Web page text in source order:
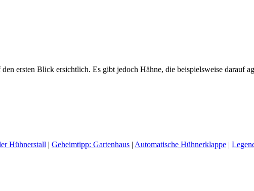
ersten Blick ersichtlich. Es gibt jedoch Hähne, die beispielsweise darauf
Hühnerstall | Geheimtipp: Gartenhaus | Automatische Hühnerklappe |